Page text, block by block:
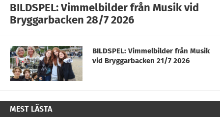
BILDSPEL: Vimmelbilder från Musik vid
Bryggarbacken 28/7 2026
BILDSPEL: Vimmelbilder från Musik
vid Bryggarbacken 21/7 2026
MEST LÄSTA